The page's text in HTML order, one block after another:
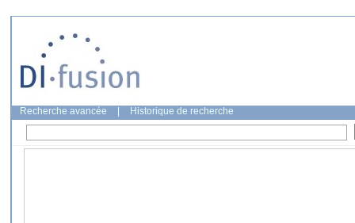
Recherche avancée Historique de recherche